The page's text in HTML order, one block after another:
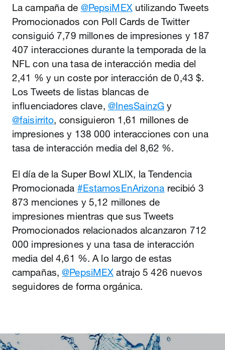
La campaña de @PepsiMEX utilizando Tweets
Promocionados con Poll Cards de Twitter
consiguió 7,79 millones de impresiones y 187
407 interacciones durante la temporada de la
NFL con una tasa de interacción media del
2,41 % y un coste por interacción de 0,43 $.
Los Tweets de listas blancas de
influenciadores clave, @InesSainzG y
@faisirrito, consiguieron 1,61 millones de
impresiones y 138 000 interacciones con una
tasa de interacción media del 8,62 %.
El día de la Super Bowl XLIX, la Tendencia
Promocionada #EstamosEnArizona recibió 3
873 menciones y 5,12 millones de
impresiones mientras que sus Tweets
Promocionados relacionados alcanzaron 712
000 impresiones y una tasa de interacción
media del 4,61 %. A lo largo de estas
campañas,@PepsiMEX atrajo 5 426 nuevos
seguidores de forma orgánica.